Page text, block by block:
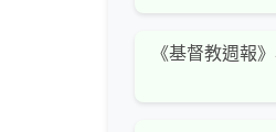
《基督教週報